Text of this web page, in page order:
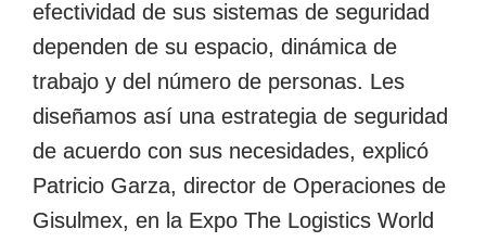
efectividad de sus sistemas de seguridad
dependen de su espacio, dinámica de
trabajo y del número de personas. Les
diseñamos así una estrategia de seguridad
de acuerdo con sus necesidades, explicó
Patricio Garza, director de Operaciones de
Gisulmex, en la Expo The Logistics World